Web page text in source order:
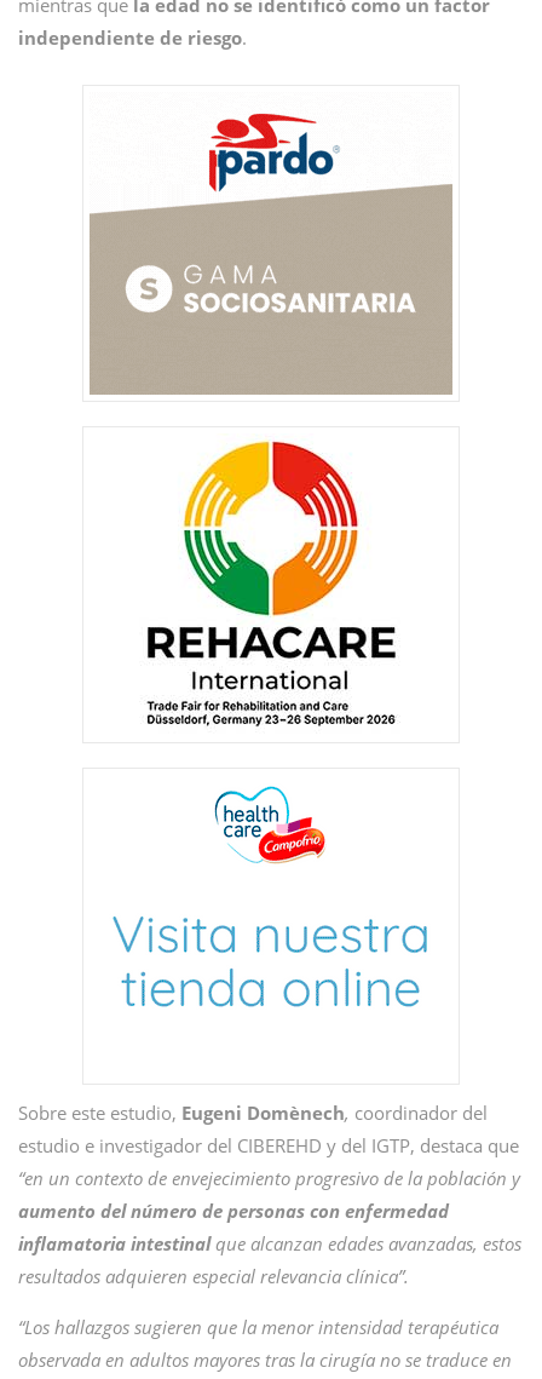
mientras que la edad no se identificó como un factor
independiente de riesgo.
Sobre este estudio, Eugeni Domènech, coordinador del
estudio e investigador del CIBEREHD y del IGTP, destaca que
“en un contexto de envejecimiento progresivo de la población y
aumento del número de personas con enfermedad
inflamatoria intestinalque alcanzan edades avanzadas, estos
resultados adquieren especial relevancia clínica”.
“Los hallazgos sugieren que la menor intensidad terapéutica
observada en adultos mayores tras la cirugía no se traduce en